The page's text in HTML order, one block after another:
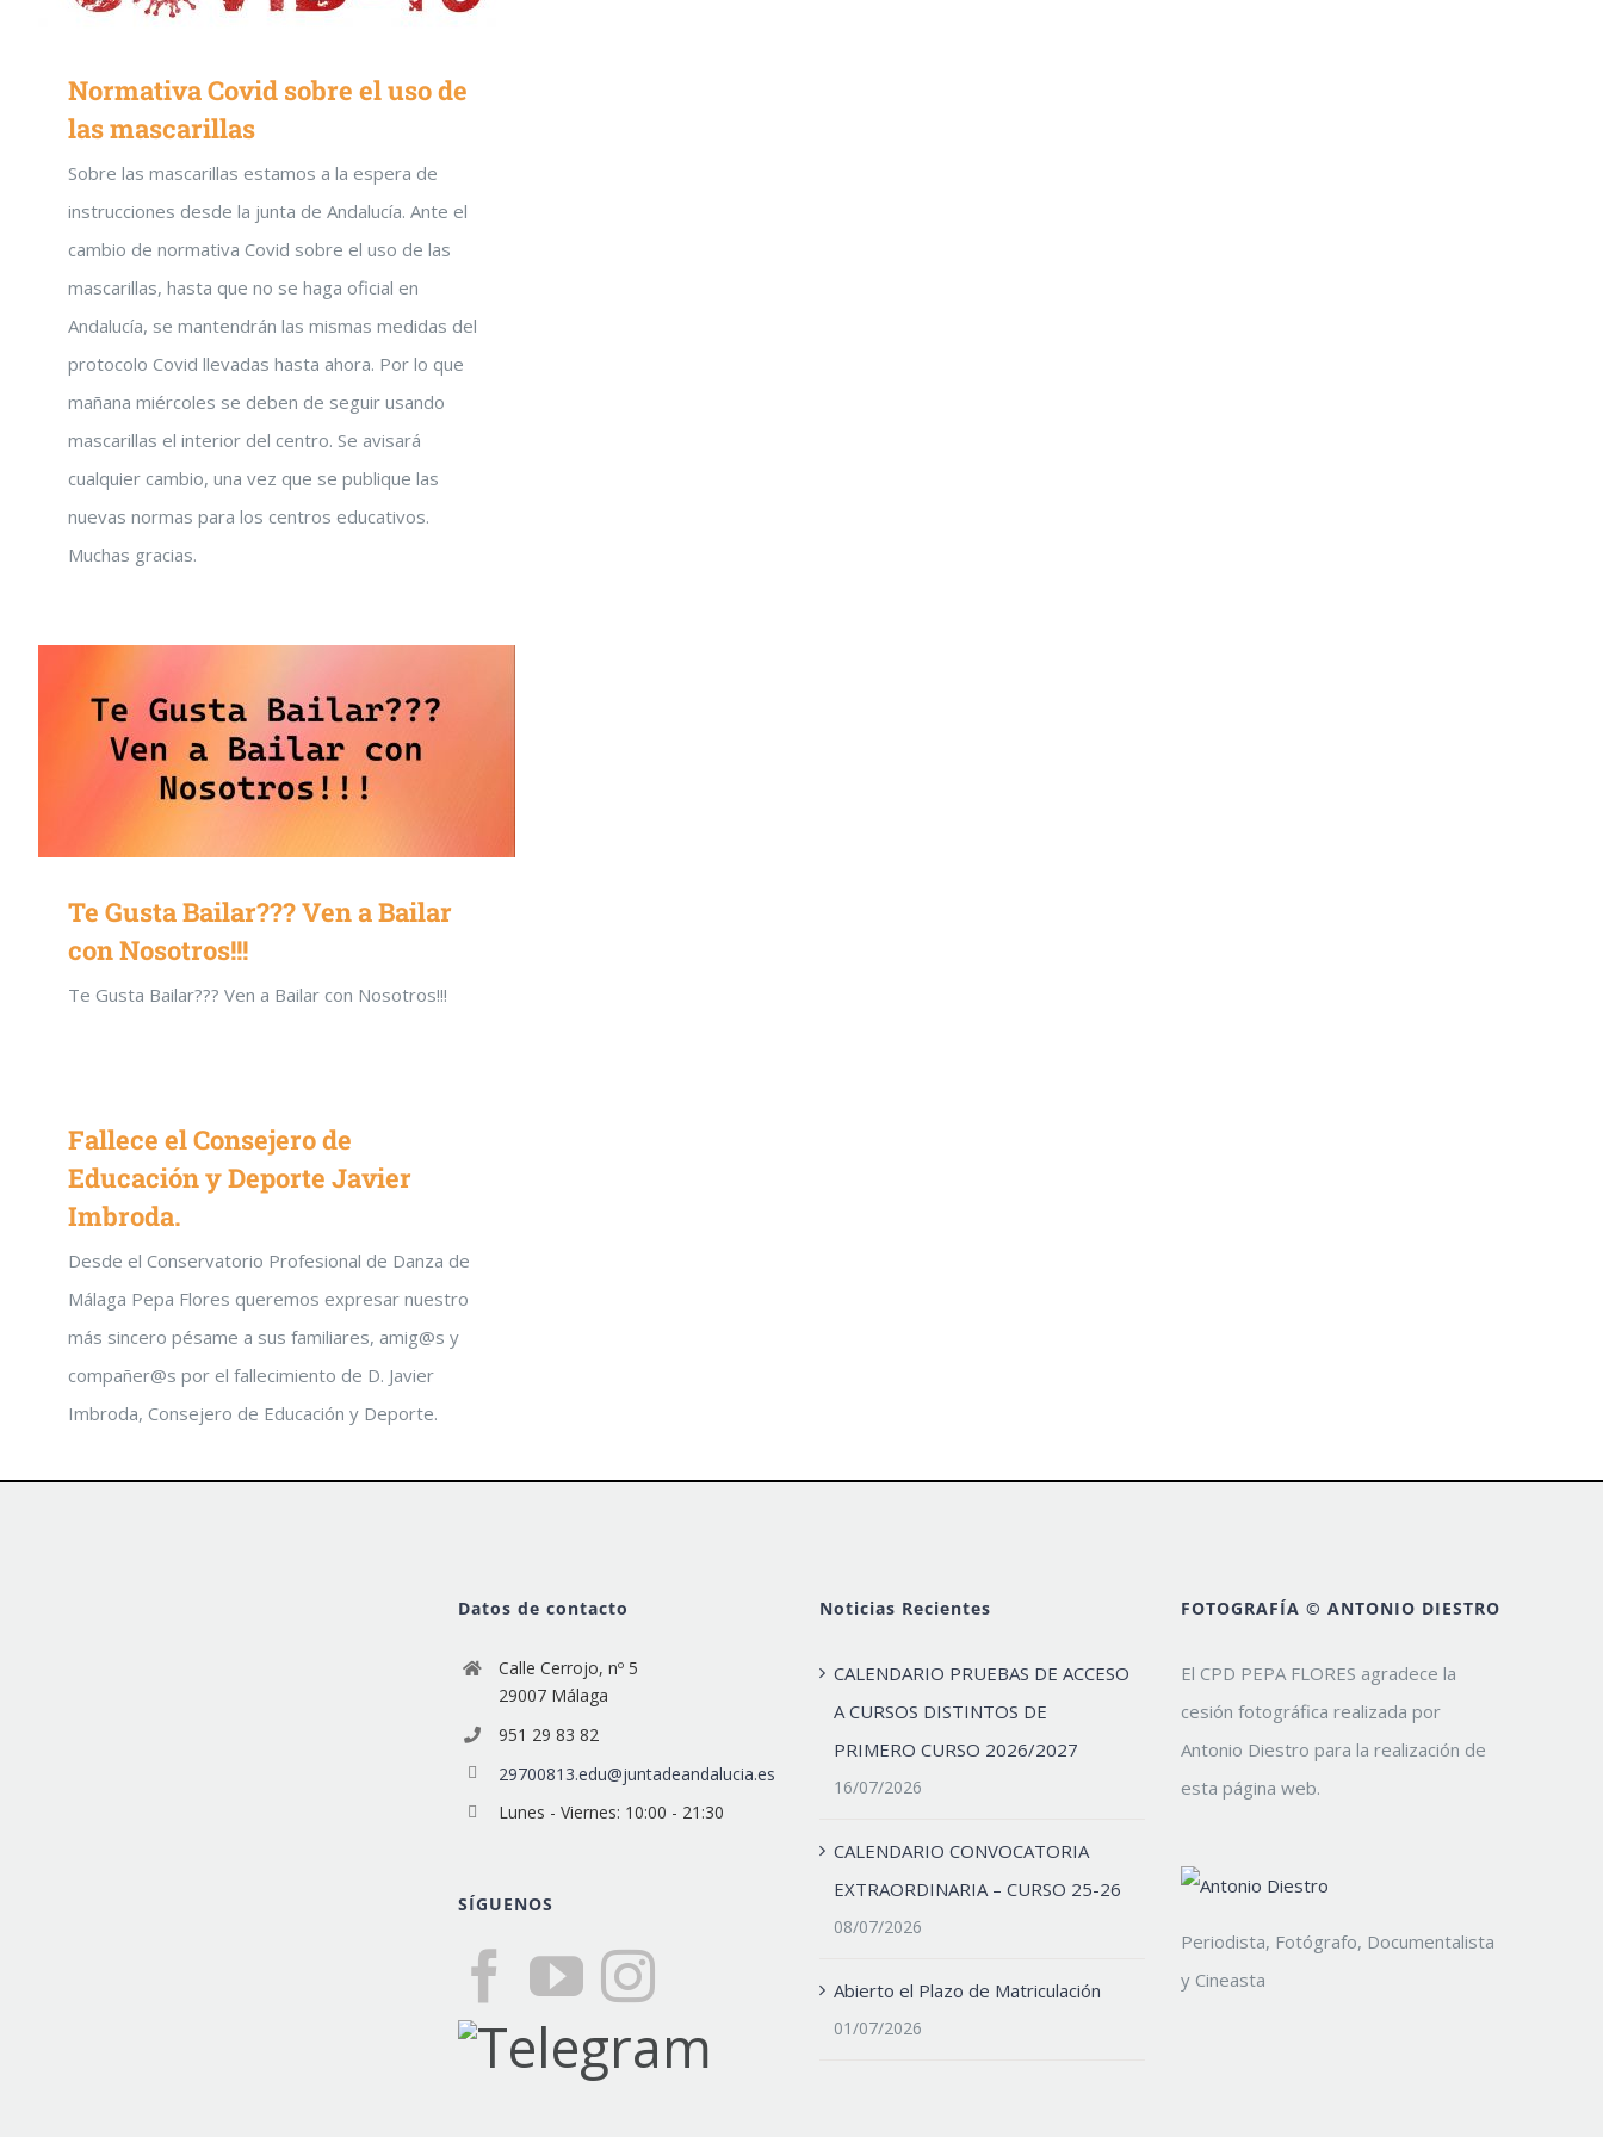
Normativa Covid sobre el uso de
las mascarillas
Sobre las mascarillas estamos a la espera de
instrucciones desde la junta de Andalucía. Ante el
cambio de normativa Covid sobre el uso de las
mascarillas, hasta que no se haga oficial en
Andalucía, se mantendrán las mismas medidas del
protocolo Covid llevadas hasta ahora. Por lo que
mañana miércoles se deben de seguir usando
mascarillas el interior del centro. Se avisará
cualquier cambio, una vez que se publique las
nuevas normas para los centros educativos.
Muchas gracias.
Te Gusta Bailar??? Ven a Bailar
con Nosotros!!!
Te Gusta Bailar??? Ven a Bailar con Nosotros!!!
Fallece el Consejero de
Educación y Deporte Javier
Imbroda.
Desde el Conservatorio Profesional de Danza de
Málaga Pepa Flores queremos expresar nuestro
más sincero pésame a sus familiares, amig@s y
compañer@s por el fallecimiento de D. Javier
Imbroda, Consejero de Educación y Deporte.
Datos de contacto
Calle Cerrojo, nº 5
29007 Málaga
951 29 83 82
29700813.edu@juntadeandalucia.es
Lunes - Viernes: 10:00 - 21:30
SÍGUENOS
Noticias Recientes
CALENDARIO PRUEBAS DE ACCESO
A CURSOS DISTINTOS DE
PRIMERO CURSO 2026/2027
16/07/2026
CALENDARIO CONVOCATORIA
EXTRAORDINARIA – CURSO 25-26
08/07/2026
Abierto el Plazo de Matriculación
01/07/2026
FOTOGRAFÍA © ANTONIO DIESTRO
El CPD PEPA FLORES agradece la
cesión fotográfica realizada por
Antonio Diestro para la realización de
esta página web.
Periodista, Fotógrafo, Documentalista
y Cineasta